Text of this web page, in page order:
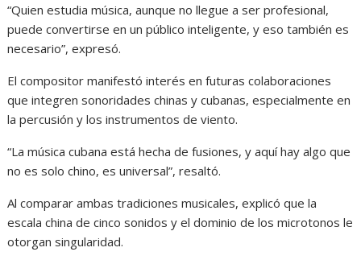
“Quien estudia música, aunque no llegue a ser profesional,
puede convertirse en un público inteligente, y eso también es
necesario”, expresó.
El compositor manifestó interés en futuras colaboraciones
que integren sonoridades chinas y cubanas, especialmente en
la percusión y los instrumentos de viento.
“La música cubana está hecha de fusiones, y aquí hay algo que
no es solo chino, es universal”, resaltó.
Al comparar ambas tradiciones musicales, explicó que la
escala china de cinco sonidos y el dominio de los microtonos le
otorgan singularidad.